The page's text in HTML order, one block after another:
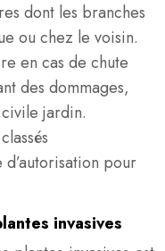
dont les branches
ou chez le voisin.
en cas de chute
des dommages,
jardin.
pour
invasives